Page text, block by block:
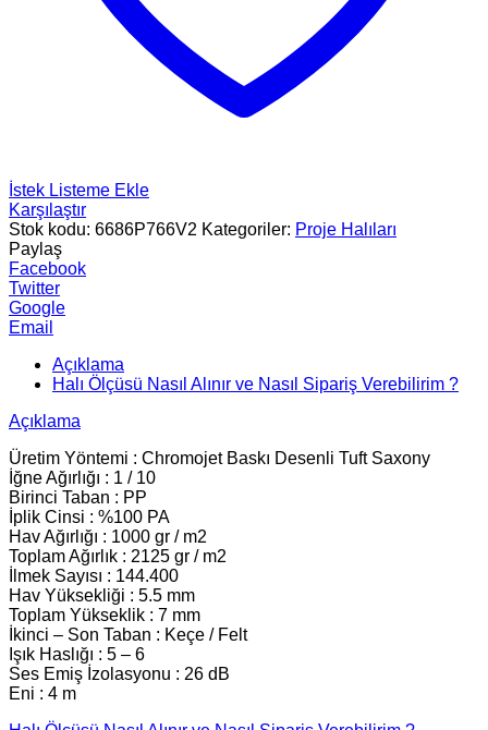
İstek Listeme Ekle
Karşılaştır
Stok kodu: 6686P766V2 Kategoriler: Proje Halıları
Paylaş
Facebook
Twitter
Google
Email
Açıklama
Halı Ölçüsü Nasıl Alınır ve Nasıl Sipariş Verebilirim ?
Açıklama
Üretim Yöntemi : Chromojet Baskı Desenli Tuft Saxony
İğne Ağırlığı : 1 / 10
Birinci Taban : PP
İplik Cinsi : %100 PA
Hav Ağırlığı : 1000 gr / m2
Toplam Ağırlık : 2125 gr / m2
İlmek Sayısı : 144.400
Hav Yüksekliği : 5.5 mm
Toplam Yükseklik : 7 mm
İkinci – Son Taban : Keçe / Felt
Işık Haslığı : 5 – 6
Ses Emiş İzolasyonu : 26 dB
Eni : 4 m